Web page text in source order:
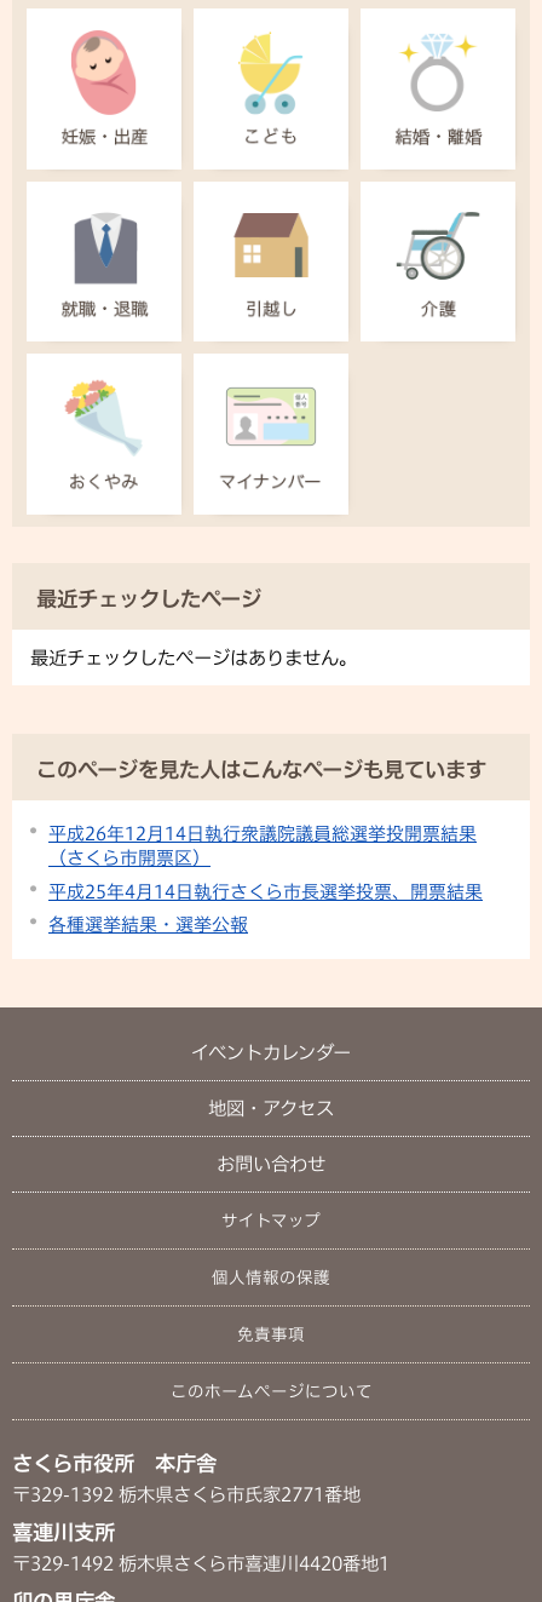
最近チェックしたページ
最近チェックしたページはありません。
このページを見た人はこんなページも見ています
平成26年12月14日執行衆議院議員総選挙投開票結果
（さくら市開票区）
平成25年4月14日執行さくら市長選挙投票、開票結果
各種選挙結果・選挙公報
イベントカレンダー
地図・アクセス
お問い合わせ
サイトマップ
個人情報の保護
免責事項
このホームページについて
さくら市役所 本庁舎
〒329-1392 栃木県さくら市氏家2771番地
喜連川支所
〒329-1492 栃木県さくら市喜連川4420番地1